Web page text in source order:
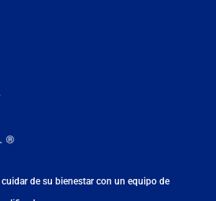
de su bienestar con un equipo de